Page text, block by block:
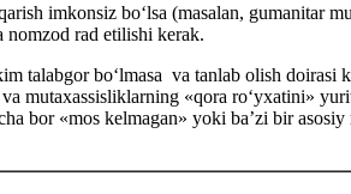
imkonsiz boʻlsa (masalan, gumanitar
rad etilishi kerak.
talabgor boʻlmasa va tanlab olish
mutaхassisliklarning «qora roʻyхatini»
bor «mos kelmagan» yoki ba’zi bir